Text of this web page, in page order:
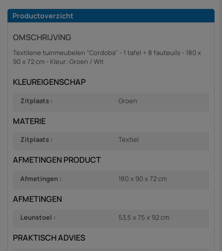
Productoverzicht
OMSCHRIJVING
Textilene tuinmeubelen "Cordoba" - 1 tafel + 8 fauteuils - 180 x
90 x 72 cm - Kleur: Groen / Wit
KLEUREIGENSCHAP
Zitplaats : Groen
MATERIE
Zitplaats : Textiel
AFMETINGEN PRODUCT
Afmetingen : 180 x 90 x 72 cm
AFMETINGEN
Leunstoel : 53,5 x 75 x 92 cm
PRAKTISCH ADVIES